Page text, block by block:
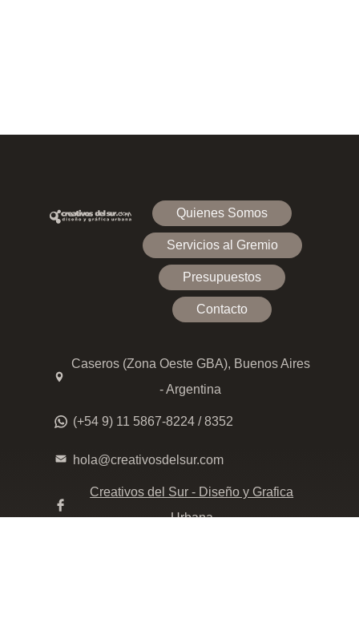
Quienes Somos
Servicios al Gremio
Presupuestos
Contacto
Caseros (Zona Oeste GBA), Buenos Aires
- Argentina
(+54 9) 11 5867-8224 / 8352
hola@creativosdelsur.com
Creativos del Sur - Diseño y Grafica
Urbana